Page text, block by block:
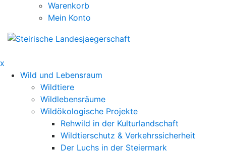
Warenkorb
Mein Konto
x
Wild und Lebensraum
Wildtiere
Wildlebensräume
Wildökologische Projekte
Rehwild in der Kulturlandschaft
Wildtierschutz & Verkehrssicherheit
Der Luchs in der Steiermark